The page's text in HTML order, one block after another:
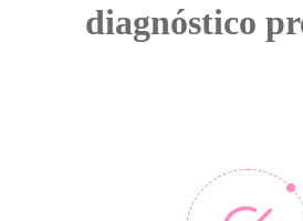
diagnóstico